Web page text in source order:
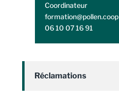
Coordinateur
formation@pollen.coop
06 10 07 16 91
Réclamations